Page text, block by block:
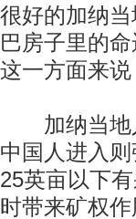
很好的加纳
巴房子里的
这一方面来
加纳当地人
中国人进入
25英亩以下
时带来矿权